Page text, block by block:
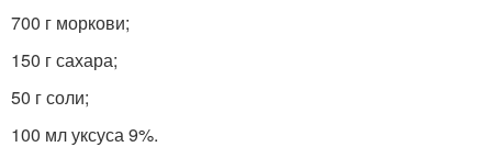
700 г моркови;
150 г сахара;
50 г соли;
100 мл уксуса 9%.